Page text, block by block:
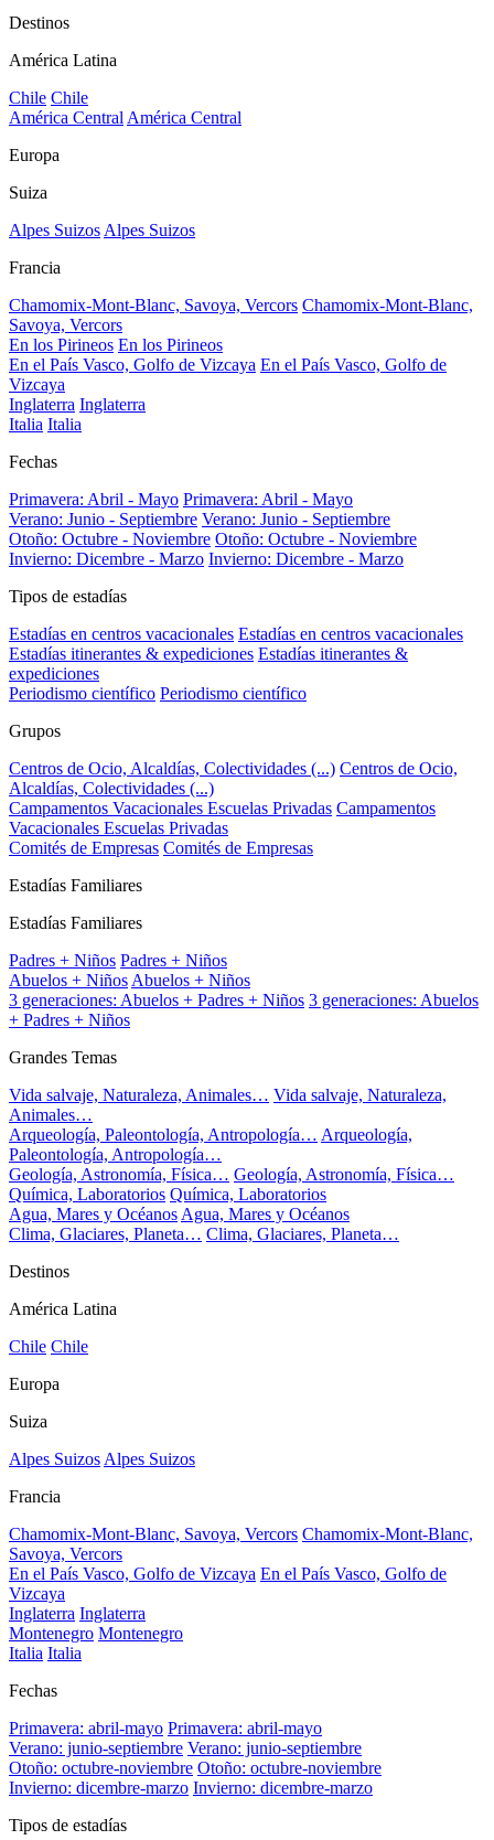
Destinos
América Latina
Chile Chile
América CentralAmérica Central
Europa
Suiza
Alpes SuizosAlpes Suizos
Francia
Chamomix-Mont-Blanc, Savoya, Vercors Chamomix-Mont-Blanc,
Savoya, Vercors
En los Pirineos En los Pirineos
En el País Vasco, Golfo de Vizcaya En el País Vasco, Golfo de
Vizcaya
Inglaterra Inglaterra
Italia Italia
Fechas
Primavera: Abril - Mayo Primavera: Abril - Mayo
Verano: Junio - Septiembre Verano: Junio - Septiembre
Otoño: Octubre - Noviembre Otoño: Octubre - Noviembre
Invierno: Dicembre - Marzo Invierno: Dicembre - Marzo
Tipos de estadías
Estadías en centros vacacionales Estadías en centros vacacionales
Estadías itinerantes & expediciones Estadías itinerantes &
expediciones
Periodismo científico Periodismo científico
Grupos
Centros de Ocio, Alcaldías, Colectividades (...) Centros de Ocio,
Alcaldías, Colectividades (...)
Campamentos Vacacionales Escuelas Privadas Campamentos
Vacacionales Escuelas Privadas
Comités de Empresas Comités de Empresas
Estadías Familiares
Estadías Familiares
Padres + Niños Padres + Niños
Abuelos + NiñosAbuelos + Niños
3 generaciones: Abuelos + Padres + Niños 3 generaciones: Abuelos
+ Padres + Niños
Grandes Temas
Vida salvaje, Naturaleza, Animales… Vida salvaje, Naturaleza,
Animales…
Arqueología, Paleontología, Antropología… Arqueología,
Paleontología, Antropología…
Geología, Astronomía, Física… Geología, Astronomía, Física…
Química, Laboratorios Química, Laboratorios
Agua, Mares y OcéanosAgua, Mares y Océanos
Clima, Glaciares, Planeta… Clima, Glaciares, Planeta…
Destinos
América Latina
Chile Chile
Europa
Suiza
Alpes SuizosAlpes Suizos
Francia
Chamomix-Mont-Blanc, Savoya, Vercors Chamomix-Mont-Blanc,
Savoya, Vercors
En el País Vasco, Golfo de Vizcaya En el País Vasco, Golfo de
Vizcaya
Inglaterra Inglaterra
Montenegro Montenegro
Italia Italia
Fechas
Primavera: abril-mayo Primavera: abril-mayo
Verano: junio-septiembre Verano: junio-septiembre
Otoño: octubre-noviembre Otoño: octubre-noviembre
Invierno: dicembre-marzo Invierno: dicembre-marzo
Tipos de estadías